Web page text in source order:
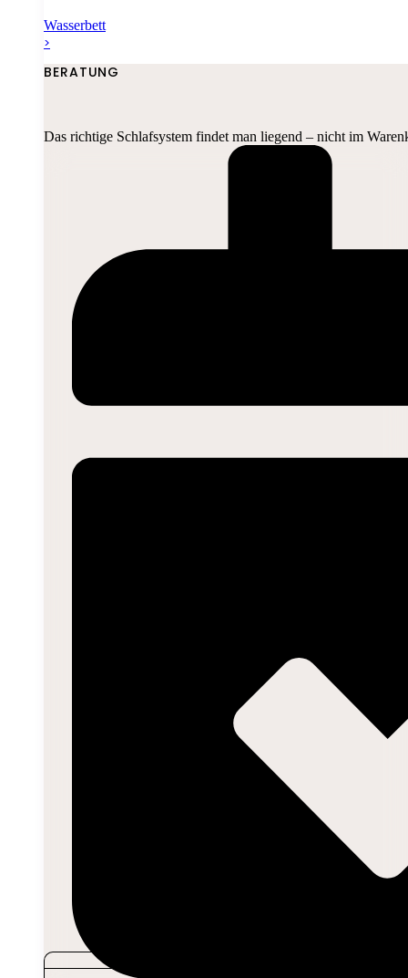
Wasserbett
>
BERATUNG
Das richtige Schlafsystem findet man liegend – nicht im